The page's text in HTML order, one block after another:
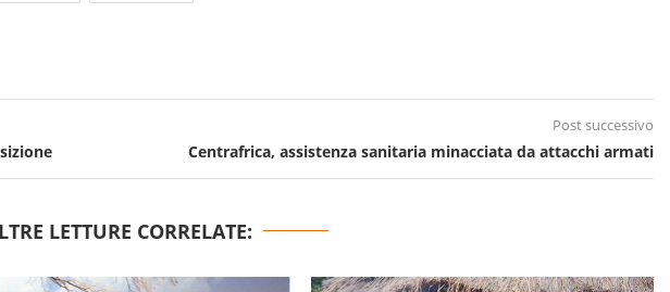
Post successivo
Centrafrica, assistenza sanitaria minacciata da attacchi armati
LETTURE CORRELATE: